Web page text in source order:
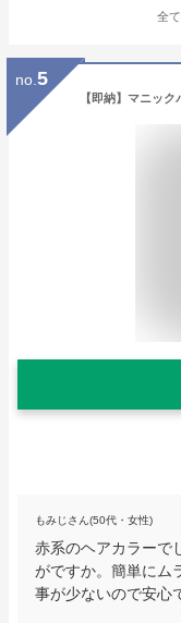
全
no. 5
もみじさん(50代・女性)
赤系のヘアカラーで
がですか。簡単にム
事が少ないので安心